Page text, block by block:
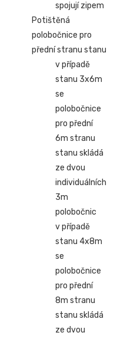
spojují zipem
Potištěná
polobočnice pro
přední stranu stanu
v případě
stanu 3x6m
se
polobočnice
pro přední
6m stranu
stanu skládá
ze dvou
individuálních
3m
polobočnic
v případě
stanu 4x8m
se
polobočnice
pro přední
8m stranu
stanu skládá
ze dvou